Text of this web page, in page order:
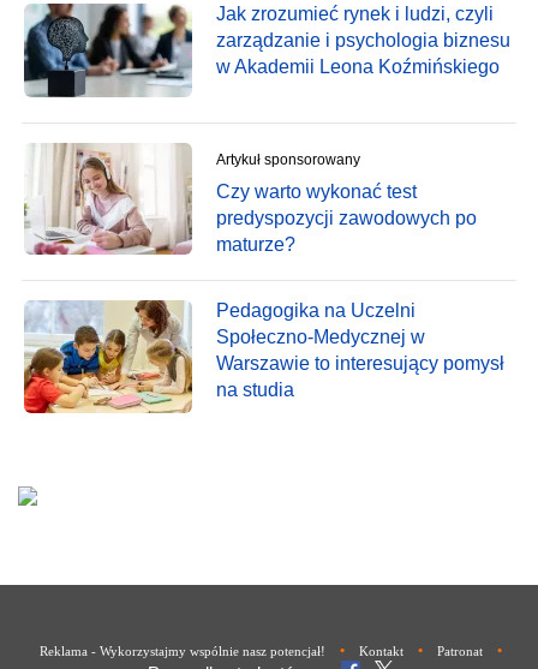
Jak zrozumieć rynek i ludzi, czyli
zarządzanie i psychologia biznesu
w Akademii Leona Koźmińskiego
Artykuł sponsorowany
Czy warto wykonać test
predyspozycji zawodowych po
maturze?
Pedagogika na Uczelni
Społeczno-Medycznej w
Warszawie to interesujący pomysł
na studia
Reklama - Wykorzystajmy wspólnie nasz potencjał! • Kontakt • Patronat •